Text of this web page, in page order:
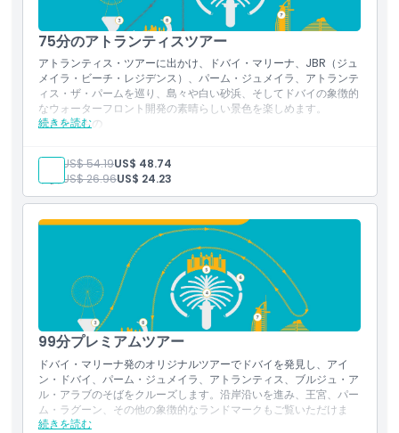
75分のアトランティスツアー
アトランティス・ツアーに出かけ、ドバイ・マリーナ、JBR（ジュ
メイラ・ビーチ・レジデンス）、パーム・ジュメイラ、アトランテ
ィス・ザ・パームを巡り、島々や白い砂浜、そしてドバイの象徴的
なウォーターフロント開発の素晴らしい景色を楽しめます。
続きを読む
含まれるもの
ドバイ・マリーナとJBR（ジュメイラ・ビーチ・レジデンス）
沿いを通る景観クルーズ
パーム・ジュメイラとアトランティス・ザ・パームの景色
島々、白い砂浜、建築のランドマークの眺め
大人: US$ 54.19US$ 48.74
子供: US$ 26.96US$ 24.23
99分プレミアムツアー
ドバイ・マリーナ発のオリジナルツアーでドバイを発見し、アイ
ン・ドバイ、パーム・ジュメイラ、アトランティス、ブルジュ・ア
ル・アラブのそばをクルーズします。沿岸沿いを進み、王宮、パー
ム・ラグーン、その他の象徴的なランドマークもご覧いただけま
す。
続きを読む